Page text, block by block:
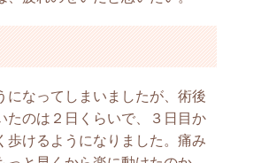
になってしまいましたが、術後
たのは２日くらいで、３日目か
歩けるようになりました。痛み